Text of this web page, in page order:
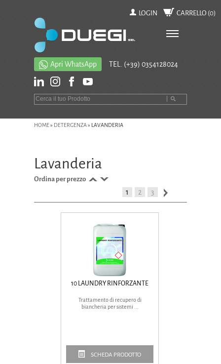
LOGIN CARRELLO (0)
Apri WhatsApp TEL. (+39) 0354128024
HOME» DETERGENZA» LAVANDERIA
Lavanderia
1 2 3
Ordina per prezzo
10 LAUNDRY RINFORZANTE
Trattamento di recupero di
biancheria per sistemi ...
SCHEDA PRODOTTO